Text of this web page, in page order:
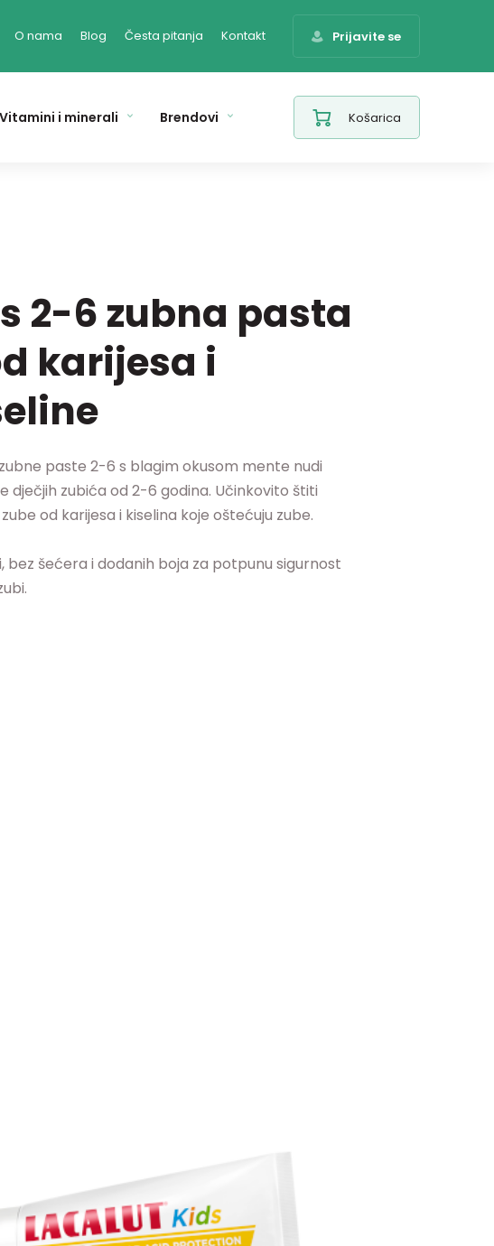
O nama Blog Česta pitanja Kontakt Prijavite se
Vitamini i minerali Brendovi Košarica
2-6 zubna pasta
karijesa i
paste 2-6 s blagim okusom mente nudi
dječjih zubića od 2-6 godina. Učinkovito štiti
od karijesa i kiselina koje oštećuju zube.
bez šećera i dodanih boja za potpunu sigurnost